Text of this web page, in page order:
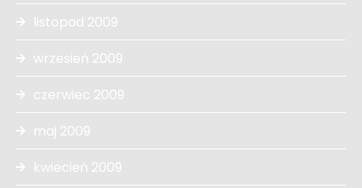
listopad 2009
wrzesień 2009
czerwiec 2009
maj 2009
kwiecień 2009